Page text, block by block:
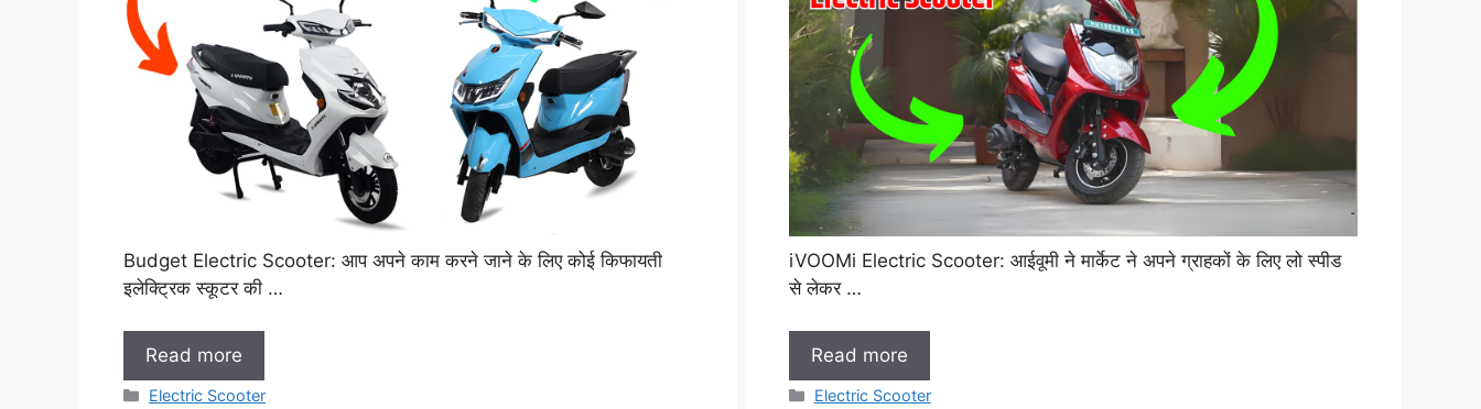
Budget Electric Scooter: आप अपने काम करने जाने के लिए कोई किफायती
इलेक्ट्रिक स्कूटर की …
Read more
Categories
Electric Scooter
iVOOMi Electric Scooter: आईवूमी ने मार्केट ने अपने ग्राहकों के लिए लो स्पीड
से लेकर …
Read more
Categories
Electric Scooter